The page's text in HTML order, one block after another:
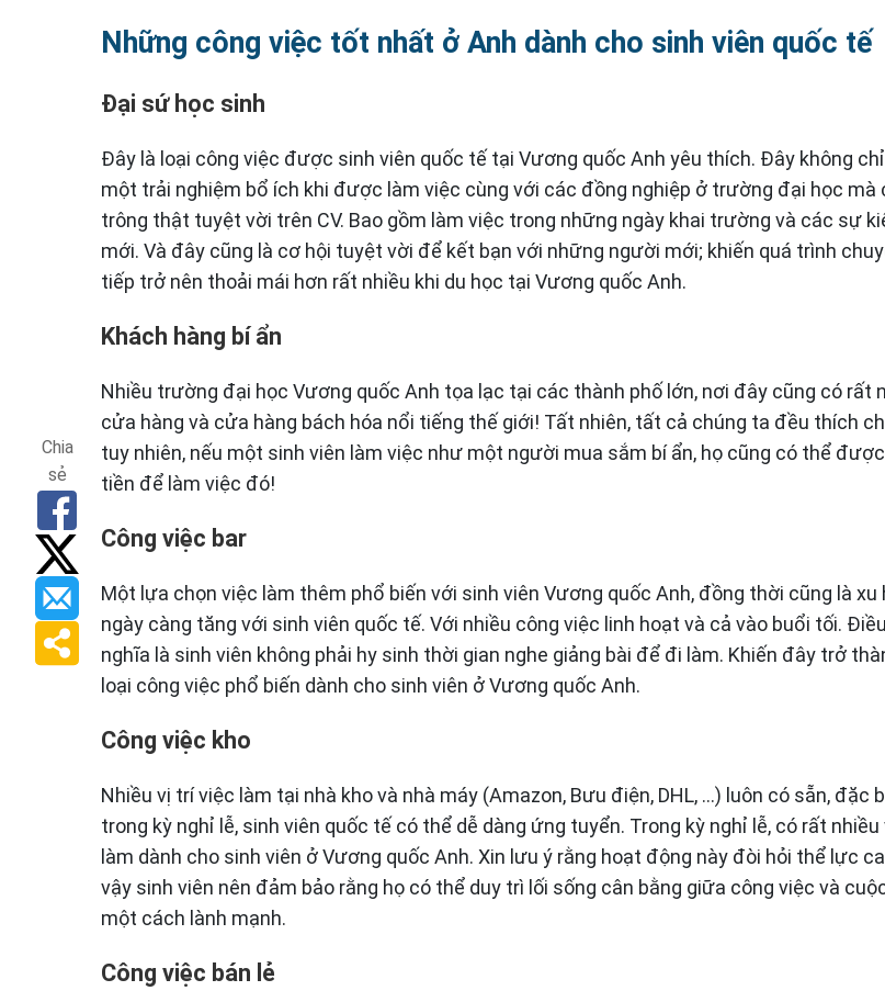
Những công việc tốt nhất ở Anh dành cho sinh viên quốc tế
Đại sứ học sinh
Đây là loại công việc được sinh viên quốc tế tại Vương quốc Anh yêu thích. Đây không
một trải nghiệm bổ ích khi được làm việc cùng với các đồng nghiệp ở trường đại học mà
trông thật tuyệt vời trên CV. Bao gồm làm việc trong những ngày khai trường và các sự
mới. Và đây cũng là cơ hội tuyệt vời để kết bạn với những người mới; khiến quá trình
tiếp trở nên thoải mái hơn rất nhiều khi du học tại Vương quốc Anh.
Khách hàng bí ẩn
Nhiều trường đại học Vương quốc Anh tọa lạc tại các thành phố lớn, nơi đây cũng có rất
cửa hàng và cửa hàng bách hóa nổi tiếng thế giới! Tất nhiên, tất cả chúng ta đều thích
tuy nhiên, nếu một sinh viên làm việc như một người mua sắm bí ẩn, họ cũng có thể
tiền để làm việc đó!
Công việc bar
Một lựa chọn việc làm thêm phổ biến với sinh viên Vương quốc Anh, đồng thời cũng là xu
ngày càng tăng với sinh viên quốc tế. Với nhiều công việc linh hoạt và cả vào buổi tối.
nghĩa là sinh viên không phải hy sinh thời gian nghe giảng bài để đi làm. Khiến đây trở
loại công việc phổ biến dành cho sinh viên ở Vương quốc Anh.
Công việc kho
Nhiều vị trí việc làm tại nhà kho và nhà máy (Amazon, Bưu điện, DHL, …) luôn có sẵn, đặc
trong kỳ nghỉ lễ, sinh viên quốc tế có thể dễ dàng ứng tuyển. Trong kỳ nghỉ lễ, có rất nhiều
làm dành cho sinh viên ở Vương quốc Anh. Xin lưu ý rằng hoạt động này đòi hỏi thể lực
vậy sinh viên nên đảm bảo rằng họ có thể duy trì lối sống cân bằng giữa công việc và
một cách lành mạnh.
Công việc bán lẻ
Chia
sẻ